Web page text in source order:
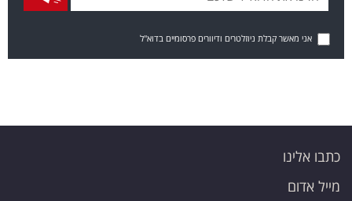
אני מאשר קבלת ניוזלטרים ודיוורים פרסומיים בדוא"ל
כתבו אלינו
מייל אדום